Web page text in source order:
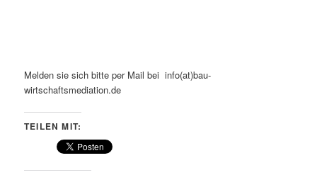
Melden sie sich bitte per Mail bei info(at)bau-
wirtschaftsmediation.de
TEILEN MIT: